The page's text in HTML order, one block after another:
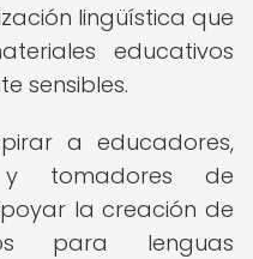
lingüística que
educativos
sensibles.
a educadores,
y tomadores de
la creación de
para lenguas